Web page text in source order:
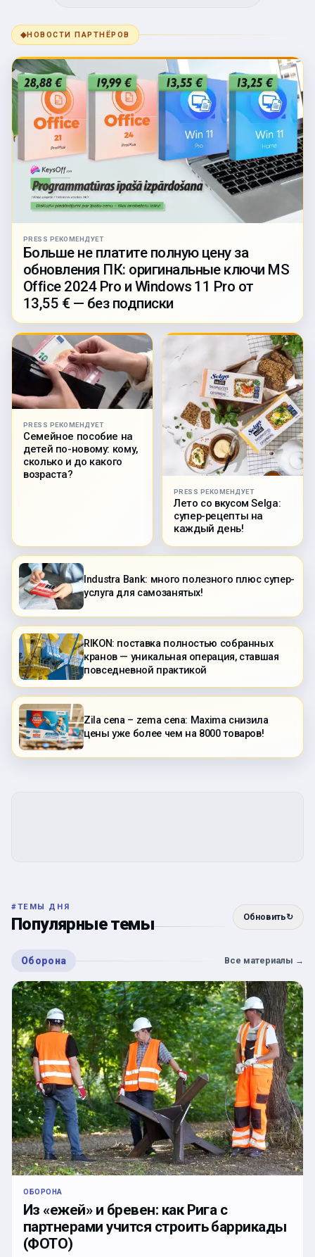
◆НОВОСТИ ПАРТНЁРОВ
PRESS РЕКОМЕНДУЕТ
Больше не платите полную цену за
обновления ПК: оригинальные ключи MS
Office 2024 Pro и Windows 11 Pro от
13,55 € — без подписки
PRESS РЕКОМЕНДУЕТ
Семейное пособие на
детей по-новому: кому,
сколько и до какого
возраста?
PRESS РЕКОМЕНДУЕТ
Лето со вкусом Selga:
супер-рецепты на
каждый день!
Industra Bank: много полезного плюс супер-
услуга для самозанятых!
RIKON: поставка полностью собранных
кранов — уникальная операция, ставшая
повседневной практикой
Zila cena – zema cena: Maxima снизила
цены уже более чем на 8000 товаров!
#ТЕМЫ ДНЯ
Популярные темы Обновить↻
Оборона Все материалы →
ОБОРОНА
Из «ежей» и бревен: как Рига с
партнерами учится строить баррикады
(ФОТО)